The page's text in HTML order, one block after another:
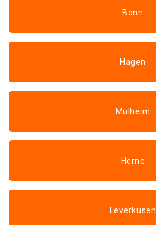
Bonn
Hagen
Mülheim
Herne
Leverkusen